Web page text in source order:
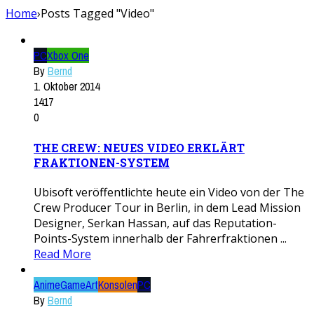
Home›Posts Tagged "Video"
PCXbox One
ByBernd
1. Oktober 2014
1417
0
THE CREW: NEUES VIDEO ERKLÄRT
FRAKTIONEN-SYSTEM
Ubisoft veröffentlichte heute ein Video von der The
Crew Producer Tour in Berlin, in dem Lead Mission
Designer, Serkan Hassan, auf das Reputation-
Points-System innerhalb der Fahrerfraktionen ...
Read More
AnimeGameArtKonsolenPC
ByBernd